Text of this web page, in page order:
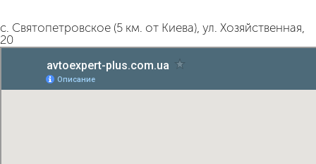
с. Святопетровское (5 км. от Киева), ул. Хозяйственная,
20